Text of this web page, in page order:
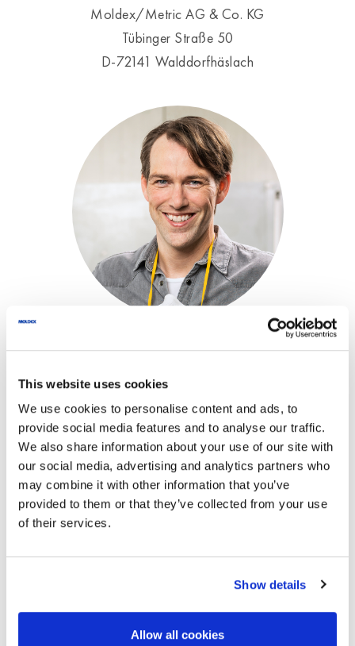
This website uses cookies
We use cookies to personalise content and ads, to
provide social media features and to analyse our traffic.
We also share information about your use of our site with
our social media, advertising and analytics partners who
may combine it with other information that you’ve
provided to them or that they’ve collected from your use
of their services.
Show details
Allow all cookies
Moldex/Metric AG & Co. KG
Tübinger Straße 50
D-72141 Walddorfhäslach
Wir verarbeiten die hier eingegebenen Daten
ausschließlich für die Beantwortung Ihrer
Anfrage.
Name*
Ihre Nachricht an
*